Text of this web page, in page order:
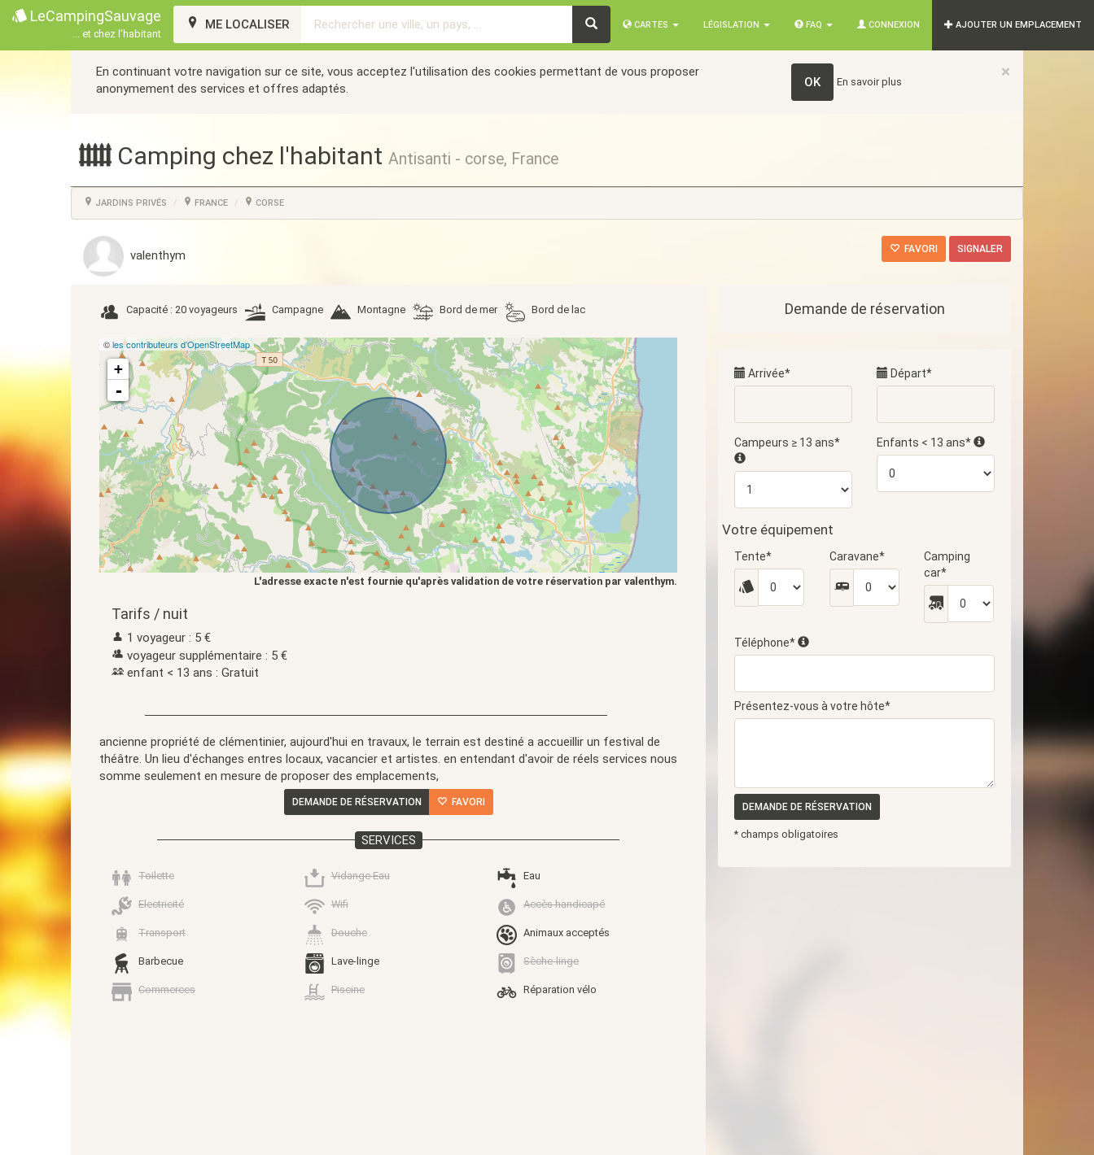
LeCampingSauvage
... et chez l'habitant
CARTES LÉGISLATION FAQ CONNEXION AJOUTER UN EMPLACEMENT
ME LOCALISER
×
En continuant votre navigation sur ce site, vous acceptez l'utilisation des cookies permettant de vous proposer
anonymement des services et offres adaptés.
OK En savoir plus
Camping chez l'habitant Antisanti - corse, France
JARDINS PRIVÉS FRANCE CORSE
valenthym FAVORI SIGNALER
Capacité : 20 voyageurs Campagne Montagne Bord de mer Bord de lac
©les contributeurs d’OpenStreetMap
+
-
L'adresse exacte n'est fournie qu'après validation de votre réservation par valenthym.
Tarifs / nuit
1 voyageur : 5 €
voyageur supplémentaire : 5 €
enfant < 13 ans : Gratuit
ancienne propriété de clémentinier, aujourd'hui en travaux, le terrain est destiné a accueillir un festival de
théâtre. Un lieu d'échanges entres locaux, vacancier et artistes. en entendant d'avoir de réels services nous
somme seulement en mesure de proposer des emplacements,
DEMANDE DE RÉSERVATION FAVORI
SERVICES
Toilette Vidange Eau Eau
Electricité Wifi Accès handicapé
Transport Douche Animaux acceptés
Barbecue Lave-linge Sèche-linge
Commerces Piscine Réparation vélo
Demande de réservation
Arrivée* Départ*
Campeurs ≥ 13 ans* Enfants < 13 ans*
Votre équipement
Tente* Caravane*
Camping
car*
Téléphone*
Présentez-vous à votre hôte*
DEMANDE DE RÉSERVATION
* champs obligatoires